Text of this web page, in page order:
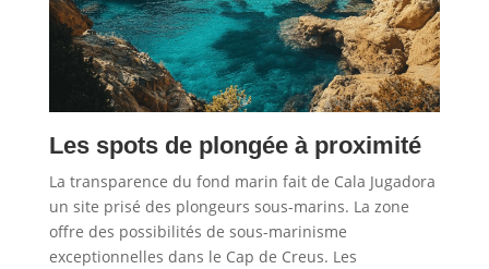
Les spots de plongée à proximité
La transparence du fond marin fait de Cala Jugadora
un site prisé des plongeurs sous-marins. La zone
offre des possibilités de sous-marinisme
exceptionnelles dans le Cap de Creus. Les